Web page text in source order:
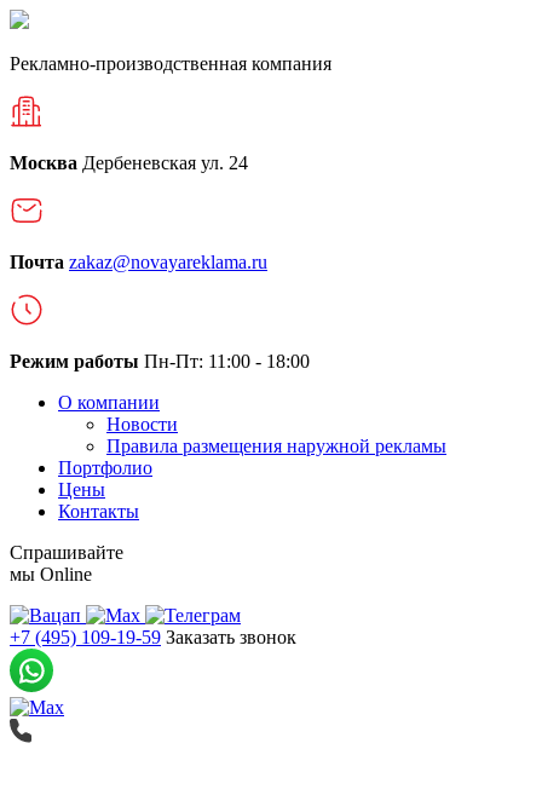
Рекламно-производственная компания
Москва Дербеневская ул. 24
Почта zakaz@novayareklama.ru
Режим работы Пн-Пт: 11:00 - 18:00
О компании
Новости
Правила размещения наружной рекламы
Портфолио
Цены
Контакты
Спрашивайте
мы Online
+7 (495) 109-19-59 Заказать звонок